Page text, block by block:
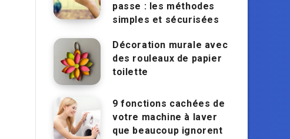
passe : les méthodes
simples et sécurisées
Décoration murale avec
des rouleaux de papier
toilette
9 fonctions cachées de
votre machine à laver
que beaucoup ignorent